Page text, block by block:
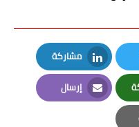
مشاركة
LinkedIn
إرسال
Email